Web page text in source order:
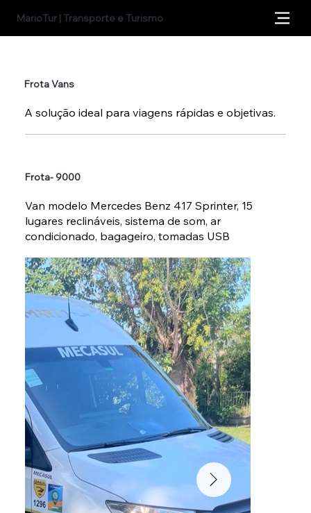
MarioTur | Transporte e Turismo
Frota Vans
A solução ideal para viagens rápidas e objetivas.
Frota- 9000
Van modelo Mercedes Benz 417 Sprinter, 15
lugares reclináveis, sistema de som, ar
condicionado, bagageiro, tomadas USB